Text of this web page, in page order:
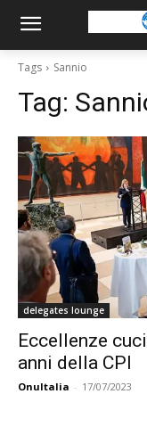
Tags Sannio
Tag:
delegates lounge
Eccellenze
anni della CPI
OnuItalia - 17/07/2023